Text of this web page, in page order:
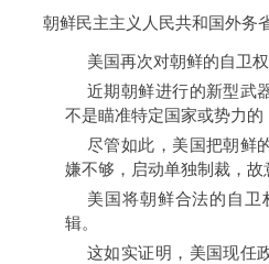
朝鲜民主主义人民共和国外务
美国再次对朝鲜的自卫
近期朝鲜进行的新型武
不是瞄准特定国家或势力的
尽管如此，美国把朝鲜
嫌不够，启动单独制裁，故
美国将朝鲜合法的自
辑。
这如实证明，美国现任